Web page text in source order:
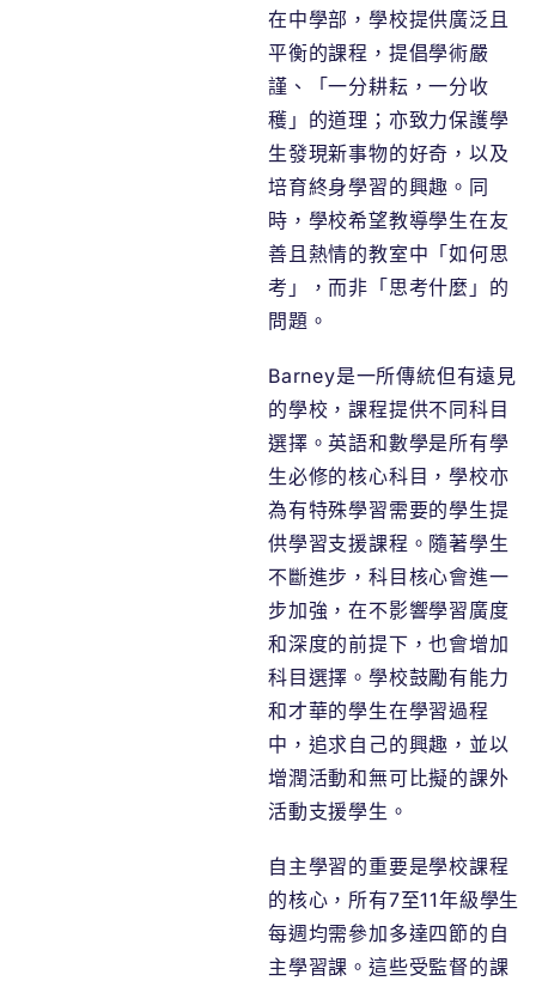
在中學部，學校提供廣泛且
平衡的課程，提倡學術嚴
謹、「一分耕耘，一分收
穫」的道理；亦致力保護學
生發現新事物的好奇，以及
培育終身學習的興趣。同
時，學校希望教導學生在友
善且熱情的教室中「如何思
考」，而非「思考什麼」的
問題。
Barney是一所傳統但有遠見
的學校，課程提供不同科目
選擇。英語和數學是所有學
生必修的核心科目，學校亦
為有特殊學習需要的學生提
供學習支援課程。隨著學生
不斷進步，科目核心會進一
步加強，在不影響學習廣度
和深度的前提下，也會增加
科目選擇。學校鼓勵有能力
和才華的學生在學習過程
中，追求自己的興趣，並以
增潤活動和無可比擬的課外
活動支援學生。
自主學習的重要是學校課程
的核心，所有7至11年級學生
每週均需參加多達四節的自
主學習課。這些受監督的課